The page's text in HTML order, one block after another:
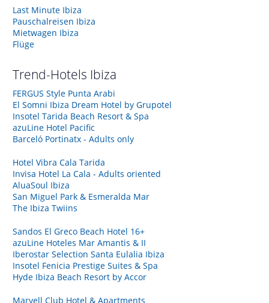
Last Minute Ibiza
Pauschalreisen Ibiza
Mietwagen Ibiza
Flüge
Trend-Hotels Ibiza
FERGUS Style Punta Arabi
El Somni Ibiza Dream Hotel by Grupotel
Insotel Tarida Beach Resort & Spa
azuLine Hotel Pacific
Barceló Portinatx - Adults only
Hotel Vibra Cala Tarida
Invisa Hotel La Cala - Adults oriented
AluaSoul Ibiza
San Miguel Park & Esmeralda Mar
The Ibiza Twiins
Sandos El Greco Beach Hotel 16+
azuLine Hoteles Mar Amantis & II
Iberostar Selection Santa Eulalia Ibiza
Insotel Fenicia Prestige Suites & Spa
Hyde Ibiza Beach Resort by Accor
Marvell Club Hotel & Apartments